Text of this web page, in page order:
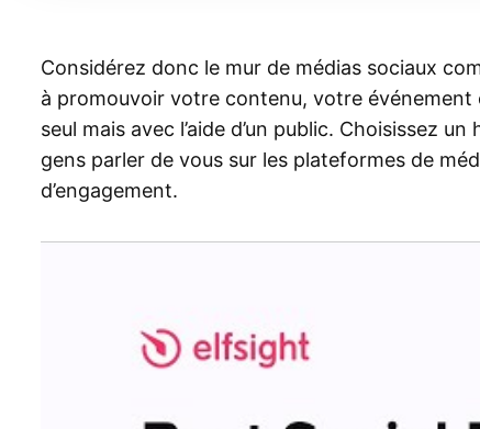
Considérez donc le mur de médias sociaux
à promouvoir votre contenu, votre
seul mais avec l’aide d’un public. Choisissez
gens parler de vous sur les plateformes de
d’engagement.